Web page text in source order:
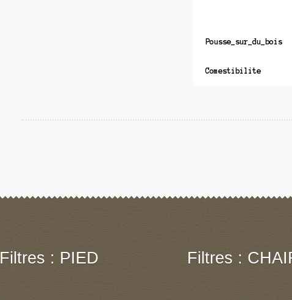
Pousse_sur_du_bois
Comestibilite
Filtres : PIED Filtres :